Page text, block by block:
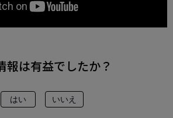
報は有益でしたか？
はい いいえ